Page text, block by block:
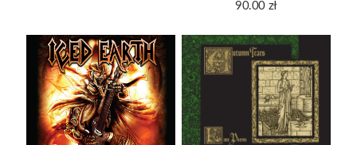
90.00 zł